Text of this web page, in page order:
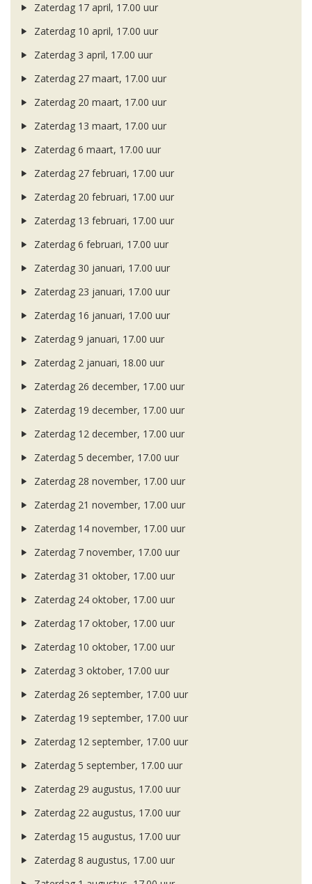
Zaterdag 17 april, 17.00 uur
Zaterdag 10 april, 17.00 uur
Zaterdag 3 april, 17.00 uur
Zaterdag 27 maart, 17.00 uur
Zaterdag 20 maart, 17.00 uur
Zaterdag 13 maart, 17.00 uur
Zaterdag 6 maart, 17.00 uur
Zaterdag 27 februari, 17.00 uur
Zaterdag 20 februari, 17.00 uur
Zaterdag 13 februari, 17.00 uur
Zaterdag 6 februari, 17.00 uur
Zaterdag 30 januari, 17.00 uur
Zaterdag 23 januari, 17.00 uur
Zaterdag 16 januari, 17.00 uur
Zaterdag 9 januari, 17.00 uur
Zaterdag 2 januari, 18.00 uur
Zaterdag 26 december, 17.00 uur
Zaterdag 19 december, 17.00 uur
Zaterdag 12 december, 17.00 uur
Zaterdag 5 december, 17.00 uur
Zaterdag 28 november, 17.00 uur
Zaterdag 21 november, 17.00 uur
Zaterdag 14 november, 17.00 uur
Zaterdag 7 november, 17.00 uur
Zaterdag 31 oktober, 17.00 uur
Zaterdag 24 oktober, 17.00 uur
Zaterdag 17 oktober, 17.00 uur
Zaterdag 10 oktober, 17.00 uur
Zaterdag 3 oktober, 17.00 uur
Zaterdag 26 september, 17.00 uur
Zaterdag 19 september, 17.00 uur
Zaterdag 12 september, 17.00 uur
Zaterdag 5 september, 17.00 uur
Zaterdag 29 augustus, 17.00 uur
Zaterdag 22 augustus, 17.00 uur
Zaterdag 15 augustus, 17.00 uur
Zaterdag 8 augustus, 17.00 uur